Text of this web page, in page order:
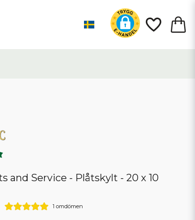
and Service - Plåtskylt - 20 x 10
1 omdömen